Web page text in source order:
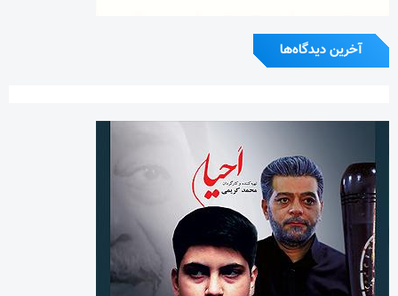
آخرین دیدگاه‌ها